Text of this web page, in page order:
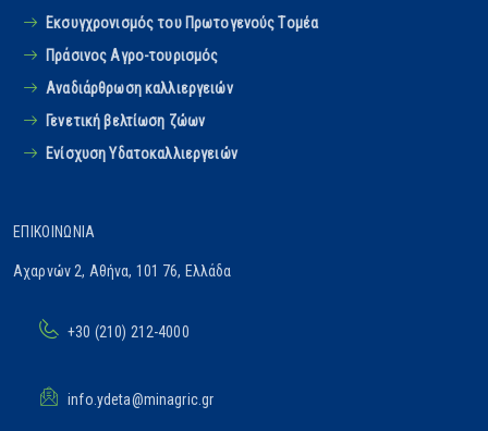
Εκσυγχρονισμός του Πρωτογενούς Tομέα
Πράσινος Αγρο-τουρισμός
Αναδιάρθρωση καλλιεργειών
Γενετική βελτίωση ζώων
Ενίσχυση Υδατοκαλλιεργειών
ΕΠΙΚΟΙΝΩΝΊΑ
Αχαρνών 2, Αθήνα, 101 76, Ελλάδα
+30 (210) 212-4000
info.ydeta@minagric.gr